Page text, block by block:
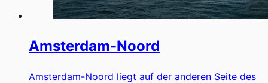
Amsterdam-Noord
Amsterdam-Noord liegt auf der anderen Seite des